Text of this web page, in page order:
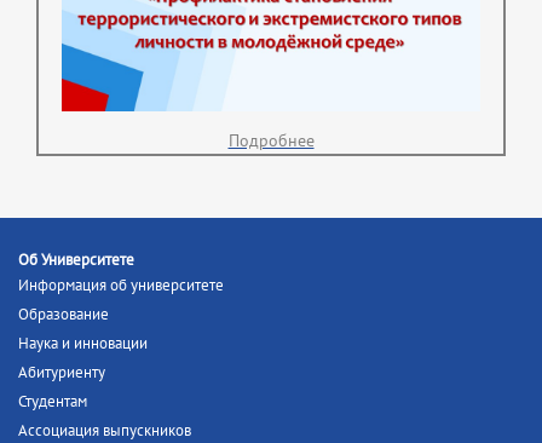
Подробнее
Об Университете
Информация об университете
Образование
Наука и инновации
Абитуриенту
Студентам
Ассоциация выпускников